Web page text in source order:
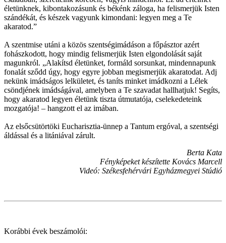
életünknek, kibontakozásunk és békénk záloga, ha felismerjük Isten
szándékát, és készek vagyunk kimondani: legyen meg a Te
akaratod.”
A szentmise utáni a közös szentségimádáson a főpásztor azért
fohászkodott, hogy mindig felismerjük Isten elgondolását saját
magunkról. „Alakítsd életünket, formáld sorsunkat, mindennapunk
fonalát sződd úgy, hogy egyre jobban megismerjük akaratodat. Adj
nekünk imádságos lelkületet, és taníts minket imádkozni a Lélek
csöndjének imádságával, amelyben a Te szavadat hallhatjuk! Segíts,
hogy akaratod legyen életünk tiszta útmutatója, cselekedeteink
mozgatója! – hangzott el az imában.
Az elsőcsütörtöki Eucharisztia-ünnep a Tantum ergóval, a szentségi
áldással és a litániával zárult.
Berta Kata
Fényképeket készítette Kovács Marcell
Videó: Székesfehérvári Egyházmegyei Stúdió
Korábbi évek beszámolói: